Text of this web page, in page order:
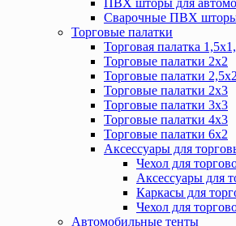
ПВХ шторы для
Сварочные ПВХ
Торговые палатки
Торговая палатка
Торговые палатки 2х2
Торговые палатки
Торговые палатки 2х3
Торговые палатки 3х3
Торговые палатки 4х3
Торговые палатки 6х2
Аксессуары для
Чехол для
Аксессуары для
Каркасы для
Чехол для
Автомобильные тенты